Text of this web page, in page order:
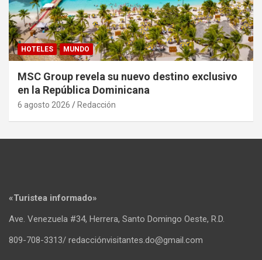
HOTELES MUNDO
MSC Group revela su nuevo destino exclusivo
en la República Dominicana
6 agosto 2026 Redacción
«Turistea informado»
Ave. Venezuela #34, Herrera, Santo Domingo Oeste, R.D.
809-708-3313/ redacciónvisitantes.do@gmail.com